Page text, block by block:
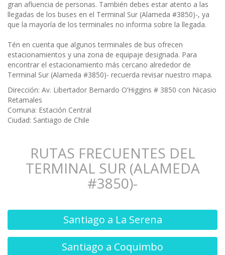
gran afluencia de personas. También debes estar atento a las
llegadas de los buses en el Terminal Sur (Alameda #3850)-, ya
que la mayoría de los terminales no informa sobre la llegada.
Tén en cuenta que algunos terminales de bus ofrecen
estacionamientos y una zona de equipaje designada. Para
encontrar el estacionamiento más cercano alrededor de
Terminal Sur (Alameda #3850)- recuerda revisar nuestro mapa.
Dirección: Av. Libertador Bernardo O’Higgins # 3850 con Nicasio
Retamales
Comuna: Estación Central
Ciudad: Santiago de Chile
RUTAS FRECUENTES DEL
TERMINAL SUR (ALAMEDA
#3850)-
Santiago a La Serena
Santiago a Coquimbo